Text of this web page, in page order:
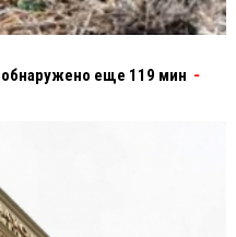
еще 119 мин -